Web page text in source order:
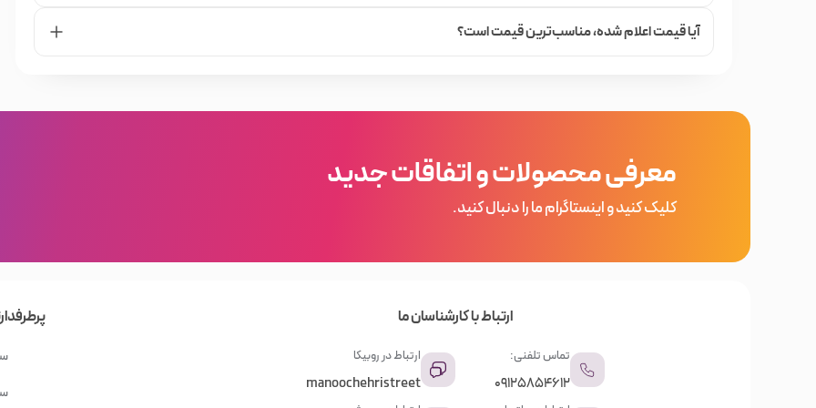
محصول را انتخاب می‌کنید; با جست و جوی محصولات مورد نظر خود، خواندن اطلاعات و مشخصات فنی آن‌ها و مقایسه با
آیا قیمت اعلام شده،‌ مناسب‌ترین قیمت است؟
معرفی محصولات و اتفاقات جدید
کلیک کنید و اینستاگرام ما را دنبال کنید.
ارتباط با کارشناسان ما
تماس تلفنی:
09125854612
ارتباط در روبیکا
manoochehristreet